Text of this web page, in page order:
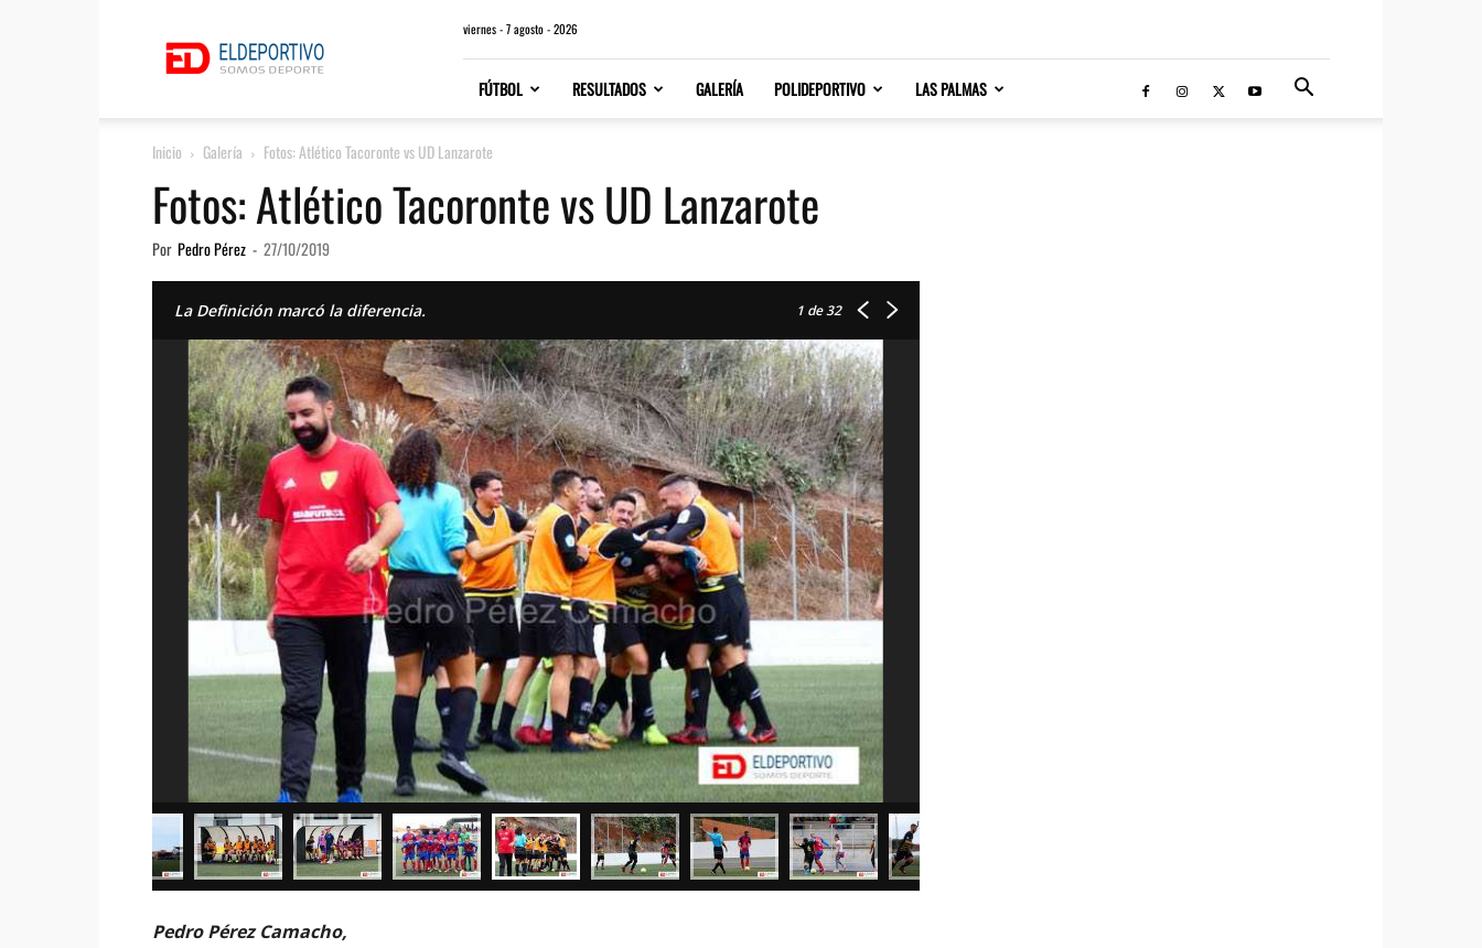
viernes - 7 agosto - 2026
FÚTBOL RESULTADOS GALERÍA POLIDEPORTIVO LAS PALMAS
Inicio Galería Fotos: Atlético Tacoronte vs UD Lanzarote
Fotos: Atlético Tacoronte vs UD Lanzarote
Por Pedro Pérez - 27/10/2019
La Definición marcó la diferencia. 1 de 32
Pedro Pérez Camacho,